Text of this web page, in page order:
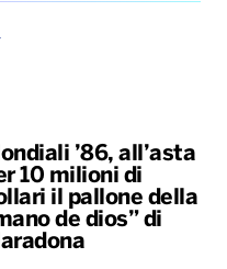
’86, all’asta
10 milioni di
il pallone della
de dios” di